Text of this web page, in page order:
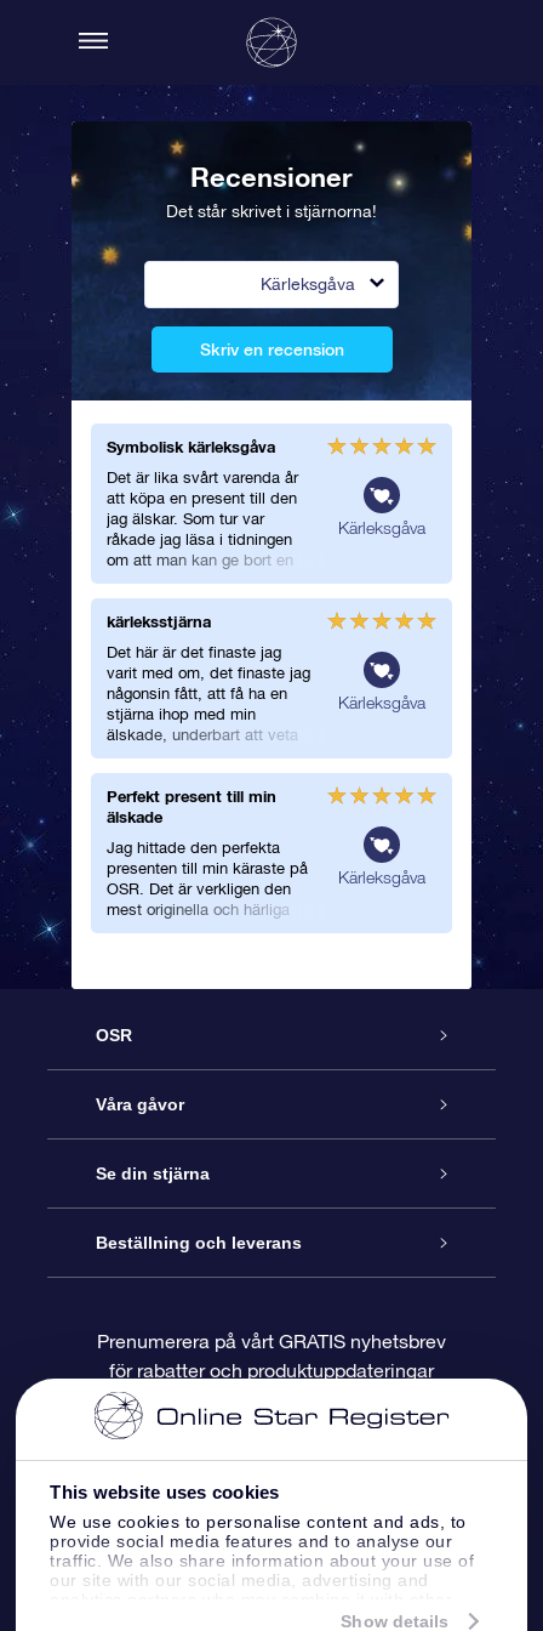
This website uses cookies
We use cookies to personalise content and ads, to
provide social media features and to analyse our
traffic. We also share information about your use of
our site with our social media, advertising and
information that you’ve provided to them or that
Show details
Recensioner
Det står skrivet i stjärnorna!
Kärleksgåva
Skriv en recension
Symbolisk kärleksgåva
Det är lika svårt varenda år
att köpa en present till den
jag älskar. Som tur var
råkade jag läsa i tidningen
om att man kan ge bort en
stjärna! Jag tänkte direkt att
det var en perfekt present till
min stora kärlek, så jag
registrerade den här stjärnan
med en gång.
Kärleksgåva
kärleksstjärna
Det här är det finaste jag
varit med om, det finaste jag
någonsin fått, att få ha en
stjärna ihop med min
älskade, underbart att veta
att vi har en stjärna döpt
efter det mest betydelsefulla
som hänt oss båda.
Tack Ph, för att du gör livet
så underbart och för att du är
en sån underbar person,
med ett hjärta av guld
Jag älskar dig!! Du är lyckan
och kärleken i mitt liv för
Kärleksgåva
Perfekt present till min
älskade
Jag hittade den perfekta
presenten till min käraste på
OSR. Det är verkligen den
mest originella och härliga
present till honom som jag
honom precis den dag jag
Kärleksgåva
OSR
Kundtjänst
Kontakta oss
Blogg
Recensioner
Våra gåvor
Online-Stjärngåva
OSR Gåvopaket
OSR Presentkort
Företagspresenter
Se din stjärna
Stjärnregiste
Personlig Stjärnsida
One Million Stars
OSR Starsaver
Fly me to the stars VR-app
Beställning och leverans
Betalningsinformation
Returpolicy
Konstellationerna
Prenumerera på vårt GRATIS nyhetsbrev
för rabatter och produktuppdateringar